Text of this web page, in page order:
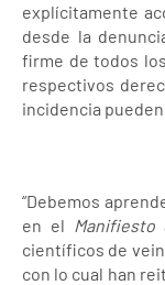
explícitamente
desde la
firme de todos
respectivos
incidencia
“Debemos
en el Manifiesto
científicos de
con lo cual han